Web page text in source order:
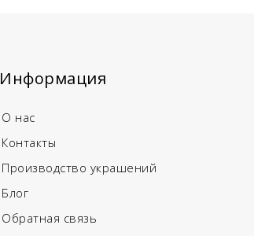
Информация
О нас
Контакты
Производство украшений
Блог
Обратная связь